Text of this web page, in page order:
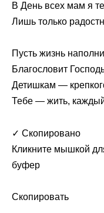
В День всех мам я
Лишь только
Пусть жизнь
Благословит
Детишкам —
Тебе — жить,
✓ Скопировано
Кликните мышкой
буфер
Скопировать